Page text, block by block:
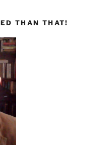
THAN THAT!